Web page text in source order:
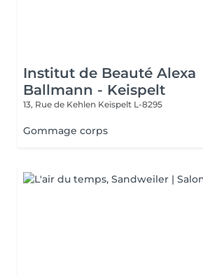
Institut de Beauté Alexa
Ballmann - Keispelt
13, Rue de Kehlen Keispelt L-8295
Gommage corps